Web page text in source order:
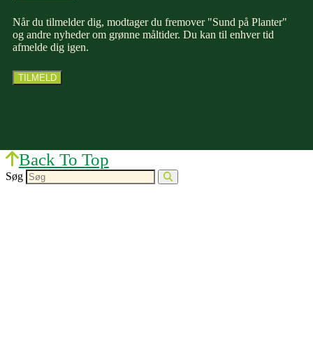
Når du tilmelder dig, modtager du fremover "Sund på Planter"
og andre nyheder om grønne måltider. Du kan til enhver tid
afmelde dig igen.
Back To Top
Søg